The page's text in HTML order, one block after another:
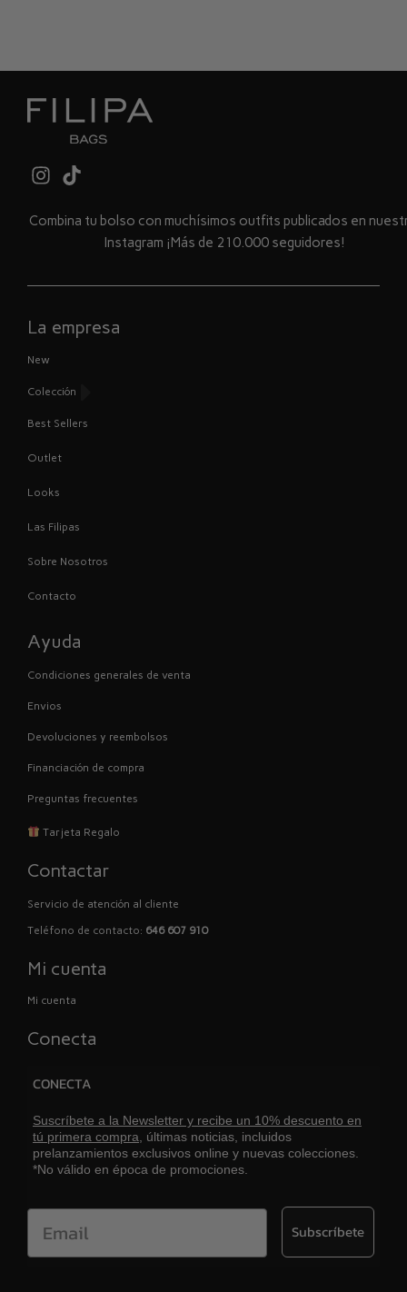
Combina tu bolso con muchísimos outfits publicados en
Instagram ¡Más de 210.000 seguidores!
La empresa
New
Colección
Best Sellers
Outlet
Looks
Las Filipas
Sobre Nosotros
Contacto
Ayuda
Condiciones generales de venta
Envios
Devoluciones y reembolsos
Financiación de compra
Preguntas frecuentes
Tarjeta Regalo
Contactar
Servicio de atención al cliente
Teléfono de contacto: 646 607 910
Mi cuenta
Mi cuenta
Conecta
CONECTA
Suscríbete a la Newsletter y recibe un 10% descuento en
tú primera compra,
últimas noticias, incluidos
prelanzamientos exclusivos online y nuevas colecciones.
*No válido en época de promociones.
Email Subscríbete